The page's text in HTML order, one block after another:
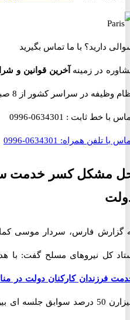
دارید؟ با ما تماس بگیرید
در زمینهآخرین قوانین و
در سراسر کشور از 8 صبح الی 12 شب حتی ایام تعطیل
با خط ثابت :0634301-0996
تلفن همراه:0634301-0996
کسر خدمت
فارس، سردار موسی کمالی
کل نیروهای مسلح گفت: با
کارکنان دولت در مناطق
میزارن 50 درصد سوابق جلسه ای